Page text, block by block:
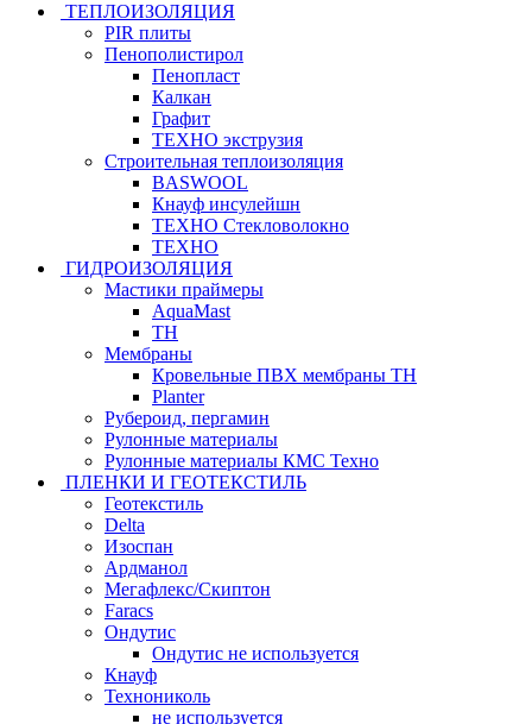
ТЕПЛОИЗОЛЯЦИЯ
PIR плиты
Пенополистирол
Пенопласт
Калкан
Графит
ТЕХНО экструзия
Строительная теплоизоляция
BASWOOL
Кнауф инсулейшн
ТЕХНО Стекловолокно
ТЕХНО
ГИДРОИЗОЛЯЦИЯ
Мастики праймеры
AquaMast
ТН
Мембраны
Кровельные ПВХ мембраны ТН
Planter
Рубероид, пергамин
Рулонные материалы
Рулонные материалы КМС Техно
ПЛЕНКИ И ГЕОТЕКСТИЛЬ
Геотекстиль
Delta
Изоспан
Ардманол
Мегафлекс/Скиптон
Faracs
Ондутис
Ондутис не используется
Кнауф
Технониколь
не используется